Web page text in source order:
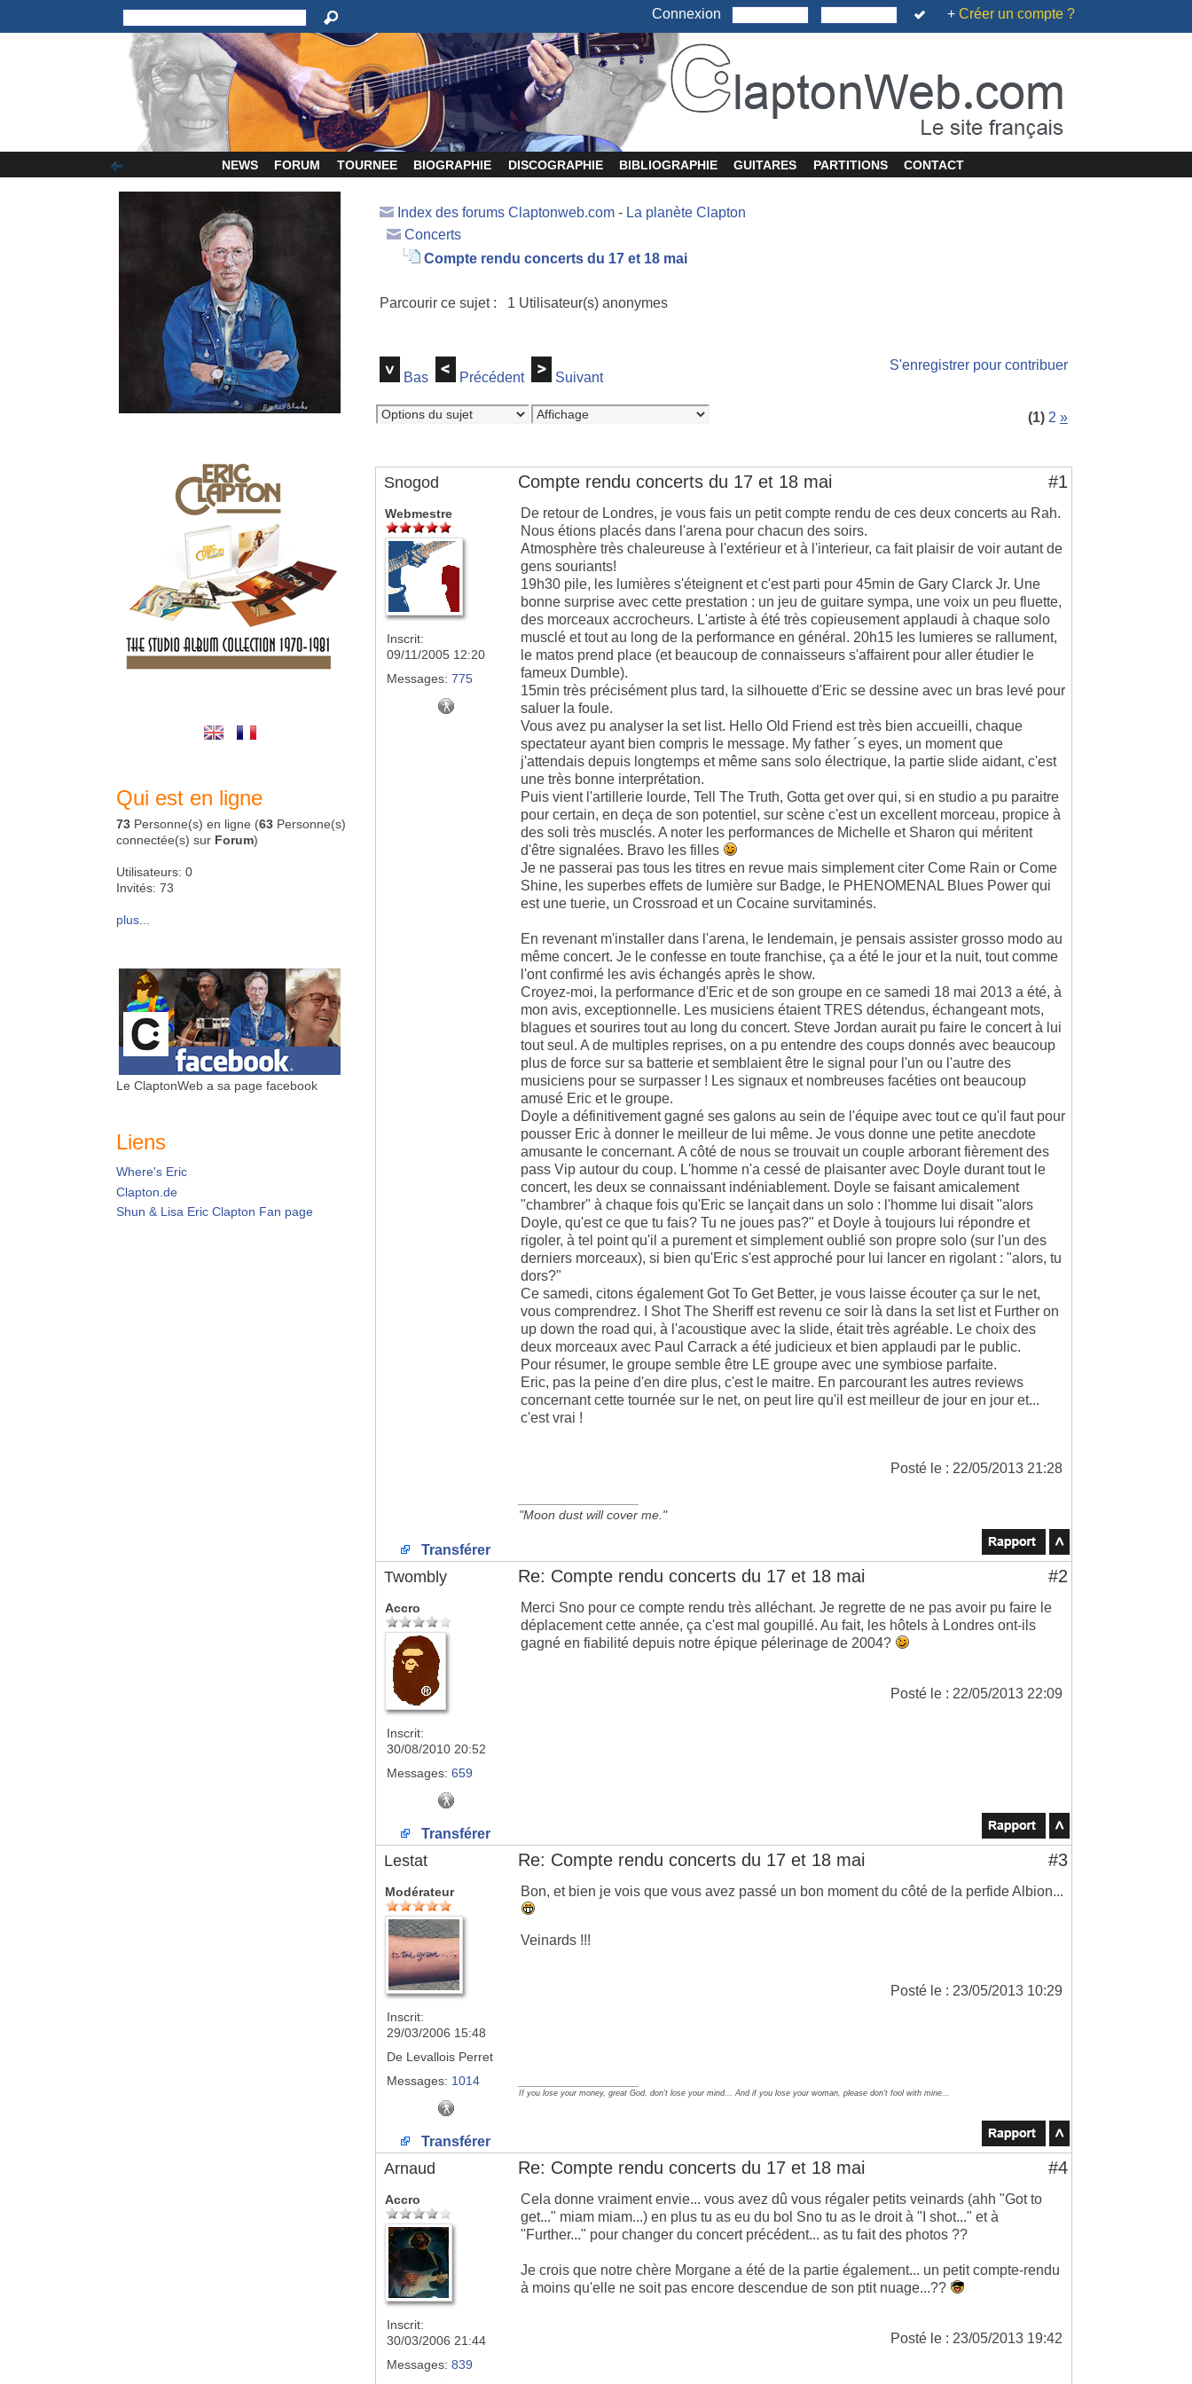
Connexion + Créer un compte ?
NEWS FORUM TOURNEE BIOGRAPHIE DISCOGRAPHIE BIBLIOGRAPHIE GUITARES PARTITIONS CONTACT
Qui est en ligne
73 Personne(s) en ligne (63 Personne(s)
connectée(s) sur Forum)
Utilisateurs: 0
Invités: 73
plus...
Le ClaptonWeb a sa page facebook
Liens
Where's Eric
Clapton.de
Shun & Lisa Eric Clapton Fan page
Index des forums Claptonweb.com - La planète Clapton
Concerts
Compte rendu concerts du 17 et 18 mai
Parcourir ce sujet : 1 Utilisateur(s) anonymes
Bas Précédent Suivant
S'enregistrer pour contribuer
(1) 2 »
Snogod Compte rendu concerts du 17 et 18 mai #1
Webmestre
Inscrit:
09/11/2005 12:20
Messages: 775
De retour de Londres, je vous fais un petit compte rendu de ces deux concerts au Rah.
Nous étions placés dans l'arena pour chacun des soirs.
Atmosphère très chaleureuse à l'extérieur et à l'interieur, ca fait plaisir de voir autant de
gens souriants!
19h30 pile, les lumières s'éteignent et c'est parti pour 45min de Gary Clarck Jr. Une
bonne surprise avec cette prestation : un jeu de guitare sympa, une voix un peu fluette,
des morceaux accrocheurs. L'artiste à été très copieusement applaudi à chaque solo
musclé et tout au long de la performance en général. 20h15 les lumieres se rallument,
le matos prend place (et beaucoup de connaisseurs s'affairent pour aller étudier le
fameux Dumble).
15min très précisément plus tard, la silhouette d'Eric se dessine avec un bras levé pour
saluer la foule.
Vous avez pu analyser la set list. Hello Old Friend est très bien accueilli, chaque
spectateur ayant bien compris le message. My father ´s eyes, un moment que
j'attendais depuis longtemps et même sans solo électrique, la partie slide aidant, c'est
une très bonne interprétation.
Puis vient l'artillerie lourde, Tell The Truth, Gotta get over qui, si en studio a pu paraitre
pour certain, en deça de son potentiel, sur scène c'est un excellent morceau, propice à
des soli très musclés. A noter les performances de Michelle et Sharon qui méritent
d'être signalées. Bravo les filles
Je ne passerai pas tous les titres en revue mais simplement citer Come Rain or Come
Shine, les superbes effets de lumière sur Badge, le PHENOMENAL Blues Power qui
est une tuerie, un Crossroad et un Cocaine survitaminés.
En revenant m'installer dans l'arena, le lendemain, je pensais assister grosso modo au
même concert. Je le confesse en toute franchise, ça a été le jour et la nuit, tout comme
l'ont confirmé les avis échangés après le show.
Croyez-moi, la performance d'Eric et de son groupe en ce samedi 18 mai 2013 a été, à
mon avis, exceptionnelle. Les musiciens étaient TRES détendus, échangeant mots,
blagues et sourires tout au long du concert. Steve Jordan aurait pu faire le concert à lui
tout seul. A de multiples reprises, on a pu entendre des coups donnés avec beaucoup
plus de force sur sa batterie et semblaient être le signal pour l'un ou l'autre des
musiciens pour se surpasser ! Les signaux et nombreuses facéties ont beaucoup
amusé Eric et le groupe.
Doyle a définitivement gagné ses galons au sein de l'équipe avec tout ce qu'il faut pour
pousser Eric à donner le meilleur de lui même. Je vous donne une petite anecdote
amusante le concernant. A côté de nous se trouvait un couple arborant fièrement des
pass Vip autour du coup. L'homme n'a cessé de plaisanter avec Doyle durant tout le
concert, les deux se connaissant indéniablement. Doyle se faisant amicalement
"chambrer" à chaque fois qu'Eric se lançait dans un solo : l'homme lui disait "alors
Doyle, qu'est ce que tu fais? Tu ne joues pas?" et Doyle à toujours lui répondre et
rigoler, à tel point qu'il a purement et simplement oublié son propre solo (sur l'un des
derniers morceaux), si bien qu'Eric s'est approché pour lui lancer en rigolant : "alors, tu
dors?"
Ce samedi, citons également Got To Get Better, je vous laisse écouter ça sur le net,
vous comprendrez. I Shot The Sheriff est revenu ce soir là dans la set list et Further on
up down the road qui, à l'acoustique avec la slide, était très agréable. Le choix des
deux morceaux avec Paul Carrack a été judicieux et bien applaudi par le public.
Pour résumer, le groupe semble être LE groupe avec une symbiose parfaite.
Eric, pas la peine d'en dire plus, c'est le maitre. En parcourant les autres reviews
concernant cette tournée sur le net, on peut lire qu'il est meilleur de jour en jour et...
c'est vrai !
Posté le : 22/05/2013 21:28
"Moon dust will cover me."
Transférer
Twombly Re: Compte rendu concerts du 17 et 18 mai #2
Accro
Inscrit:
30/08/2010 20:52
Messages: 659
Merci Sno pour ce compte rendu très alléchant. Je regrette de ne pas avoir pu faire le
déplacement cette année, ça c'est mal goupillé. Au fait, les hôtels à Londres ont-ils
gagné en fiabilité depuis notre épique pélerinage de 2004?
Posté le : 22/05/2013 22:09
Transférer
Lestat Re: Compte rendu concerts du 17 et 18 mai #3
Modérateur
Inscrit:
29/03/2006 15:48
De Levallois Perret
Messages: 1014
Bon, et bien je vois que vous avez passé un bon moment du côté de la perfide Albion...
Veinards !!!
Posté le : 23/05/2013 10:29
If you lose your money, great God, don't lose your mind... And if you lose your woman, please don't fool with mine...
Transférer
Arnaud Re: Compte rendu concerts du 17 et 18 mai #4
Accro
Inscrit:
30/03/2006 21:44
Messages: 839
Cela donne vraiment envie... vous avez dû vous régaler petits veinards (ahh "Got to
get..." miam miam...) en plus tu as eu du bol Sno tu as le droit à "I shot..." et à
"Further..." pour changer du concert précédent... as tu fait des photos ??
Je crois que notre chère Morgane a été de la partie également... un petit compte-rendu
à moins qu'elle ne soit pas encore descendue de son ptit nuage...??
Posté le : 23/05/2013 19:42